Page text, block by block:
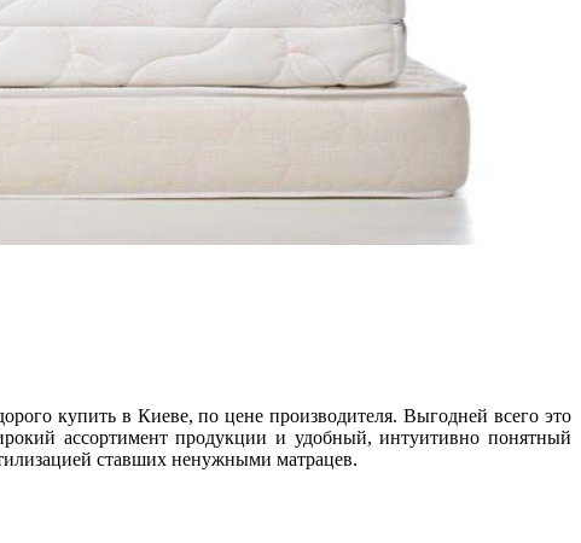
купить в Киеве, по цене производителя. Выгодней всего это
ассортимент продукции и удобный, интуитивно понятный
ставших ненужными матрацев.